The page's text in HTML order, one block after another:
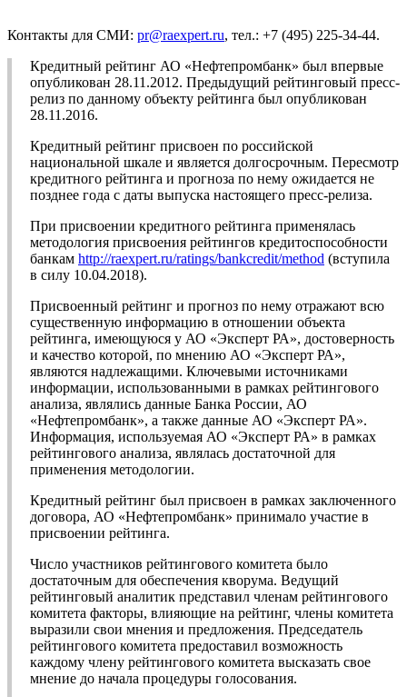
Контакты для СМИ: pr@raexpert.ru, тел.: +7 (495) 225-34-44.
Кредитный рейтинг АО «Нефтепромбанк» был впервые
опубликован 28.11.2012. Предыдущий рейтинговый пресс-
релиз по данному объекту рейтинга был опубликован
28.11.2016.
Кредитный рейтинг присвоен по российской
национальной шкале и является долгосрочным. Пересмотр
кредитного рейтинга и прогноза по нему ожидается не
позднее года с даты выпуска настоящего пресс-релиза.
При присвоении кредитного рейтинга применялась
методология присвоения рейтингов кредитоспособности
банкам http://raexpert.ru/ratings/bankcredit/method (вступила
в силу 10.04.2018).
Присвоенный рейтинг и прогноз по нему отражают всю
существенную информацию в отношении объекта
рейтинга, имеющуюся у АО «Эксперт РА», достоверность
и качество которой, по мнению АО «Эксперт РА»,
являются надлежащими. Ключевыми источниками
информации, использованными в рамках рейтингового
анализа, являлись данные Банка России, АО
«Нефтепромбанк», а также данные АО «Эксперт РА».
Информация, используемая АО «Эксперт РА» в рамках
рейтингового анализа, являлась достаточной для
применения методологии.
Кредитный рейтинг был присвоен в рамках заключенного
договора, АО «Нефтепромбанк» принимало участие в
присвоении рейтинга.
Число участников рейтингового комитета было
достаточным для обеспечения кворума. Ведущий
рейтинговый аналитик представил членам рейтингового
комитета факторы, влияющие на рейтинг, члены комитета
выразили свои мнения и предложения. Председатель
рейтингового комитета предоставил возможность
каждому члену рейтингового комитета высказать свое
мнение до начала процедуры голосования.